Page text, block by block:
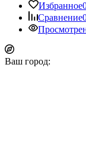
Избранное
Сравнение
Ваш город: